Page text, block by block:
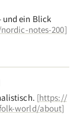
und ein Blick
notes-200]
[https://
world/about]